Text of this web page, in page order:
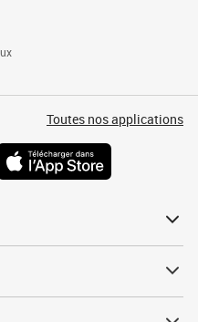
Toutes nos applications